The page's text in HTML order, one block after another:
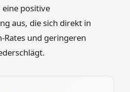
positive
aus, die sich direkt in
Rates und geringeren